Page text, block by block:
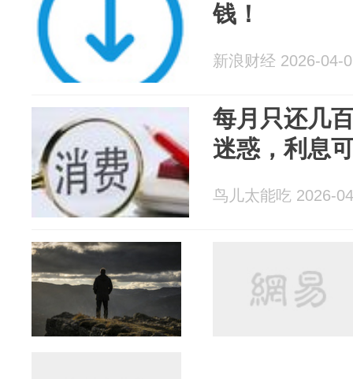
钱！
新浪财经 2026-04-
每月只还几
迷惑，利息
鸟儿太能吃 2026-